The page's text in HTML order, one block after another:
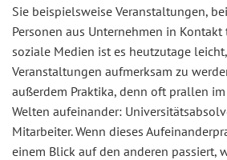
Sie beispielsweise Veranstaltungen,
Personen aus Unternehmen in Kontakt
soziale Medien ist es heutzutage
Veranstaltungen aufmerksam zu
außerdem Praktika, denn oft prallen
Welten aufeinander:
Mitarbeiter. Wenn dieses
einem Blick auf den anderen passiert,